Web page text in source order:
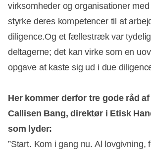
virksomheder og organisationer
styrke deres kompetencer til at
diligence.Og et fællestræk var
deltagerne; det kan virke som en
opgave at kaste sig ud i due
Her kommer derfor tre gode råd
Callisen Bang, direktør i Etisk
som lyder:
”Start. Kom i gang nu. Al lovgivning,